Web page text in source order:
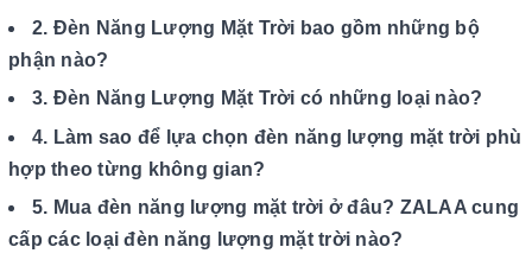
2. Đèn Năng Lượng Mặt Trời bao gồm những bộ
phận nào?
3. Đèn Năng Lượng Mặt Trời có những loại nào?
4. Làm sao để lựa chọn đèn năng lượng mặt trời phù
hợp theo từng không gian?
5. Mua đèn năng lượng mặt trời ở đâu? ZALAA cung
cấp các loại đèn năng lượng mặt trời nào?